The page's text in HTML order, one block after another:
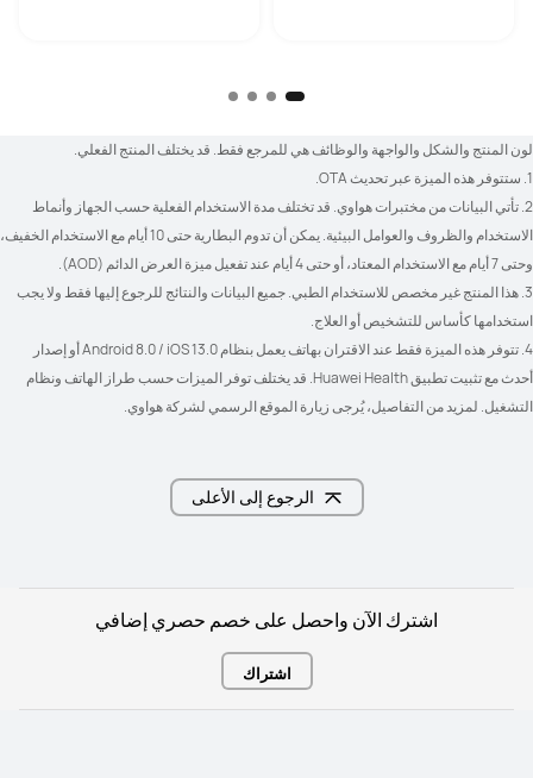
لون المنتج والشكل والواجهة والوظائف هي للمرجع فقط. قد يختلف المنتج الفعلي.
1. ستتوفر هذه الميزة عبر تحديث OTA.
وحتى 7 أيام مع الاستخدام المعتاد، أو حتى 4 أيام عند تفعيل ميزة العرض الدائم (AOD).
استخدامها كأساس للتشخيص أو العلاج.
التشغيل. لمزيد من التفاصيل، يُرجى زيارة الموقع الرسمي لشركة هواوي.
الرجوع إلى الأعلى
اشترك الآن واحصل على خصم حصري إضافي
اشتراك